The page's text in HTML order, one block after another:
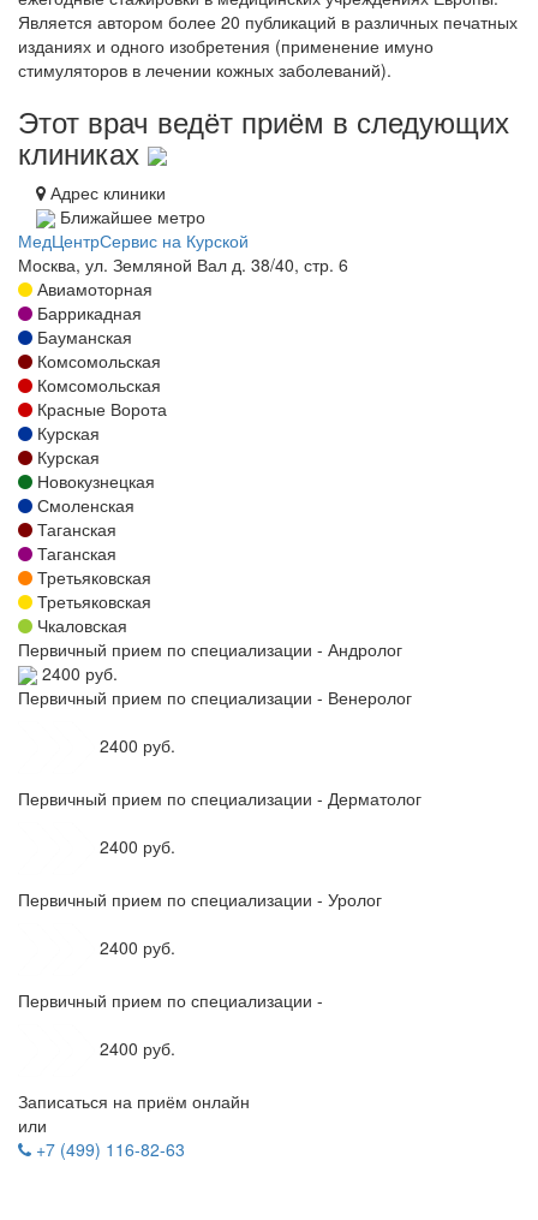
Является автором более 20 публикаций в различных печатных
изданиях и одного изобретения (применение имуно
стимуляторов в лечении кожных заболеваний).
Этот врач ведёт приём в следующих
клиниках
Адрес клиники
Ближайшее метро
МедЦентрСервис на Курской
Москва, ул. Земляной Вал д. 38/40, стр. 6
Авиамоторная
Баррикадная
Бауманская
Комсомольская
Комсомольская
Красные Ворота
Курская
Курская
Новокузнецкая
Смоленская
Таганская
Таганская
Третьяковская
Третьяковская
Чкаловская
Первичный прием по специализации - Андролог
2400 руб.
Первичный прием по специализации - Венеролог
2400 руб.
Первичный прием по специализации - Дерматолог
2400 руб.
Первичный прием по специализации - Уролог
2400 руб.
Первичный прием по специализации -
2400 руб.
Записаться на приём онлайн
или
+7 (499) 116-82-63